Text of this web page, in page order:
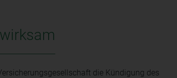
die Kündigung des